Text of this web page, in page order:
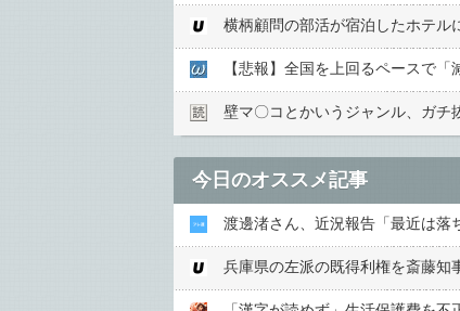
【悲報】全国を上回るペースで
壁マ〇コとかいうジャンル、ガチ
今日のオススメ記事
渡邊渚さん、近況報告「最近は落
兵庫県の左派の既得利権を斎藤